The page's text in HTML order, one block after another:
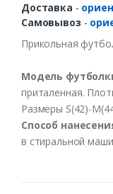
Доставка -
Самовывоз -
Прикольная
Модель
приталенная.
Размеры S(42)-
Способ
в стиральной